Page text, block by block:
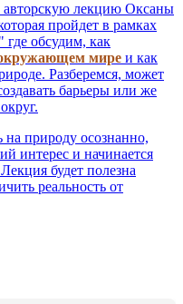
лекцию Оксаны
пройдет в рамках
где обсудим, как
мире и как
Разберемся, может
барьеры или же
на природу осознанно,
интерес и начинается
будет полезна
реальность от